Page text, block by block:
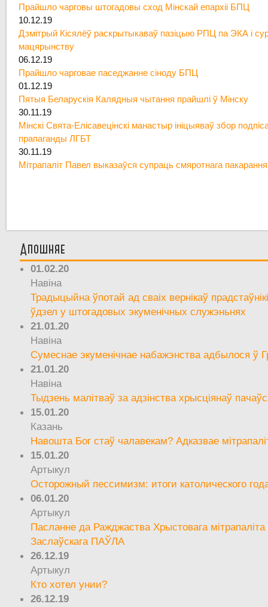
Прайшло чарговы штогадовы сход Мінскай епархіі БПЦ
10.12.19
Дзмітрый Кісялёў раскрытыкаваў пазіцыю РПЦ па ЭКА і
мацярынству
06.12.19
Прайшло чарговае паседжанне сіноду БПЦ
01.12.19
Пятыя Беларускія Калядныя чытання прайшлі ў Мінску
30.11.19
Мінскі Свята-Елісавецінскі манастыр ініцыяваў збор
прапаганды ЛГБТ
30.11.19
Мітрапаліт Павел выказаўся супраць смяротнага пакарання
Апошняе
01.02.20
Навіна
Традыцыйна ўпотай ад сваіх вернікаў
ўдзел у штогадовых экуменічных служэньнях
21.01.20
Навіна
Сумеснае экуменічнае набажэнства адбылося ў
21.01.20
Навіна
Тыдзень малітваў за адзінства хрысціянаў
15.01.20
Казань
Навошта Бог стаў чалавекам? Адказвае
15.01.20
Артыкул
Осторожный пессимизм: итоги католического
06.01.20
Артыкул
Пасланне да Ражджаства Хрыстовага мітрапаліта
Заслаўскага ПАЎЛА
26.12.19
Артыкул
Кто хотел унии?
26.12.19